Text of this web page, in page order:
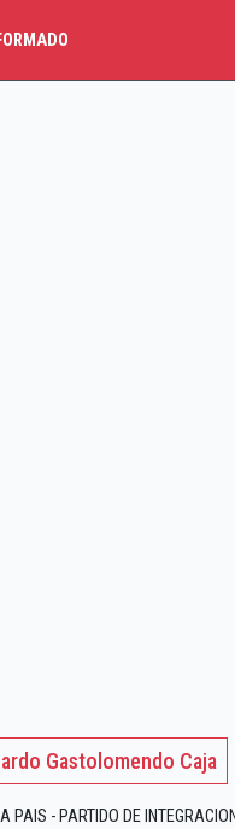
Gastolomendo Caja
PAIS - PARTIDO DE